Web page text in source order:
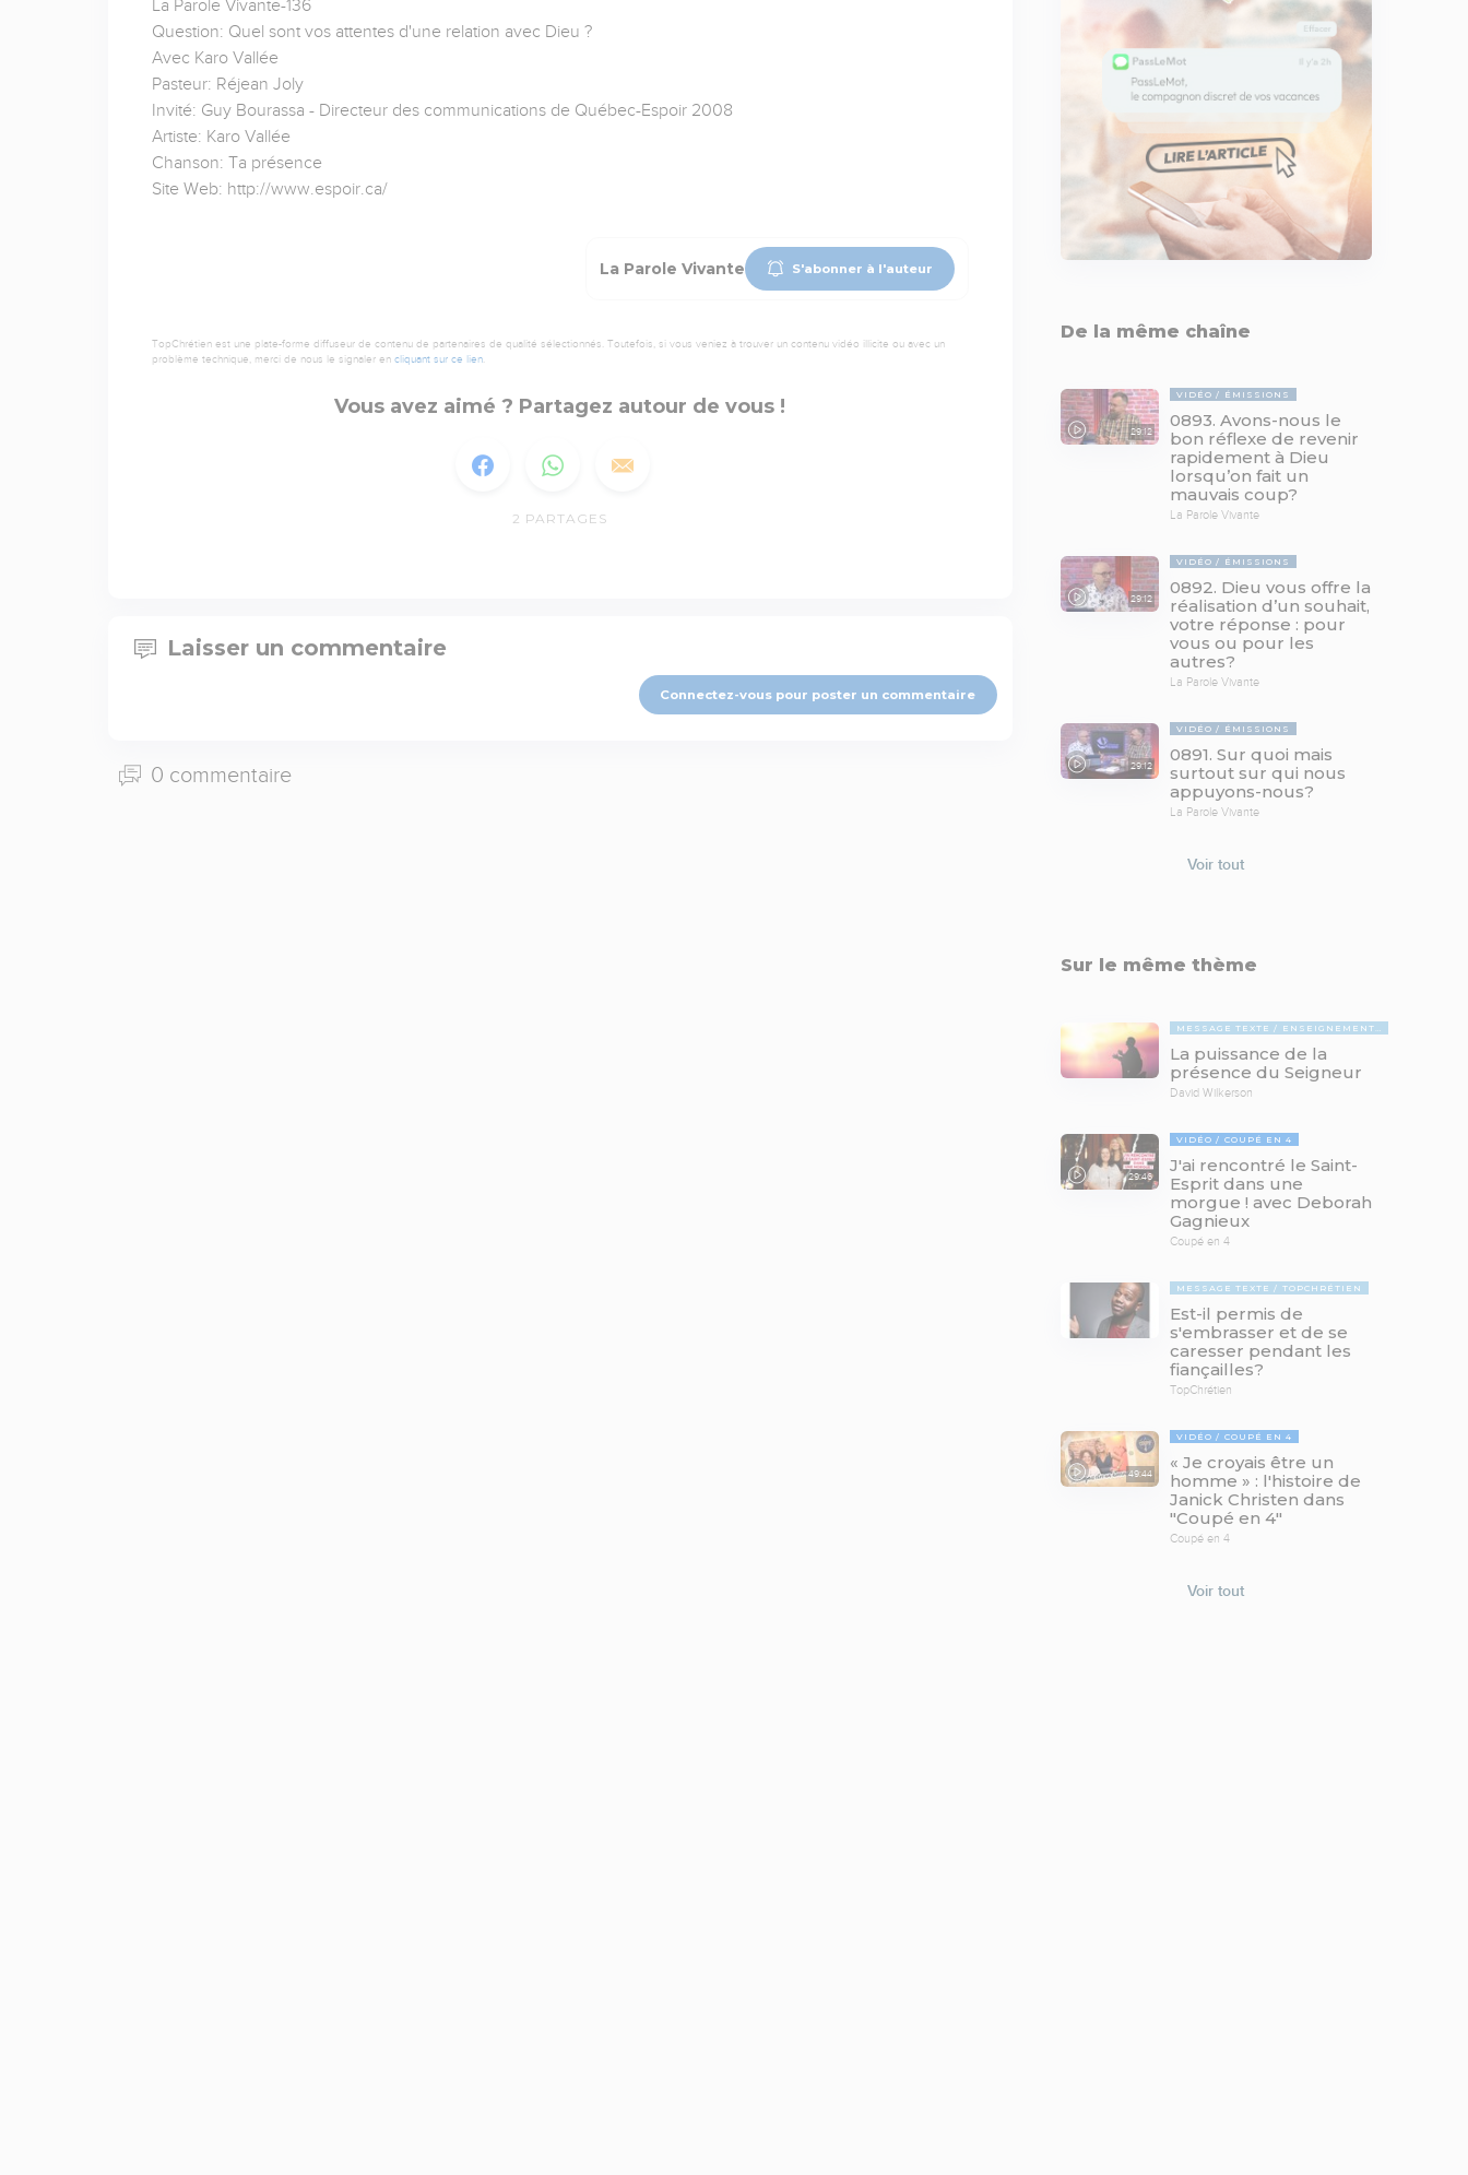
La Parole Vivante-136
Question: Quel sont vos attentes d'une relation avec Dieu ?
Avec Karo Vallée
Pasteur: Réjean Joly
Invité: Guy Bourassa - Directeur des communications de Québec-Espoir 2008
Artiste: Karo Vallée
Chanson: Ta présence
Site Web: http://www.espoir.ca/
La Parole Vivante S'abonner à l'auteur
TopChrétien est une plate-forme diffuseur de contenu de partenaires de qualité sélectionnés. Toutefois, si vous veniez à trouver un contenu vidéo illicite ou avec un
problème technique, merci de nous le signaler en cliquant sur ce lien.
Vous avez aimé ? Partagez autour de vous !
2 PARTAGES
Laisser un commentaire
Connectez-vous pour poster un commentaire
0 commentaire
De la même chaîne
29:12
VIDÉO ÉMISSIONS
0893. Avons-nous le
bon réflexe de revenir
rapidement à Dieu
lorsqu’on fait un
mauvais coup?
La Parole Vivante
29:12
VIDÉO ÉMISSIONS
0892. Dieu vous offre la
réalisation d’un souhait,
votre réponse : pour
vous ou pour les
autres?
La Parole Vivante
29:12
VIDÉO ÉMISSIONS
0891. Sur quoi mais
surtout sur qui nous
appuyons-nous?
La Parole Vivante
Voir tout
Sur le même thème
MESSAGE TEXTE ENSEIGNEMENTS BIBLIQUES
La puissance de la
présence du Seigneur
David Wilkerson
29:46
VIDÉO COUPÉ EN 4
J'ai rencontré le Saint-
Esprit dans une
morgue ! avec Deborah
Gagnieux
Coupé en 4
MESSAGE TEXTE TOPCHRÉTIEN
Est-il permis de
s'embrasser et de se
caresser pendant les
fiançailles?
TopChrétien
49:44
VIDÉO COUPÉ EN 4
« Je croyais être un
homme » : l'histoire de
Janick Christen dans
"Coupé en 4"
Coupé en 4
Voir tout